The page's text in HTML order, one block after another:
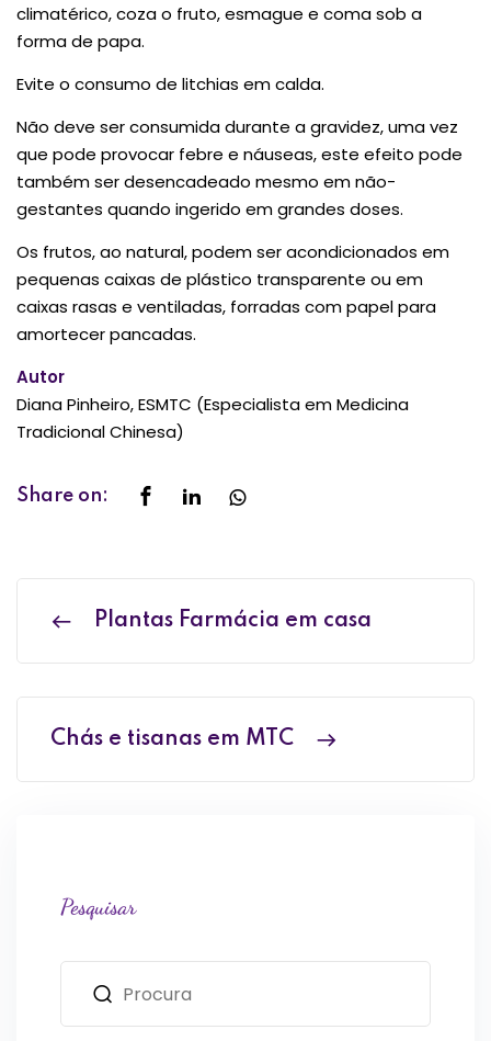
climatérico, coza o fruto, esmague e coma sob a
forma de papa.
Evite o consumo de litchias em calda.
Não deve ser consumida durante a gravidez, uma vez
que pode provocar febre e náuseas, este efeito pode
também ser desencadeado mesmo em não-
gestantes quando ingerido em grandes doses.
Os frutos, ao natural, podem ser acondicionados em
pequenas caixas de plástico transparente ou em
caixas rasas e ventiladas, forradas com papel para
amortecer pancadas.
Autor
Diana Pinheiro, ESMTC (Especialista em Medicina
Tradicional Chinesa)
Share on:
Plantas Farmácia em casa
Chás e tisanas em MTC
Pesquisar